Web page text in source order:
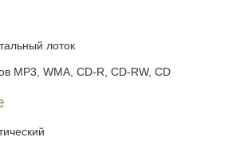
лоток
MP3, WMA, CD-R, CD-RW, CD